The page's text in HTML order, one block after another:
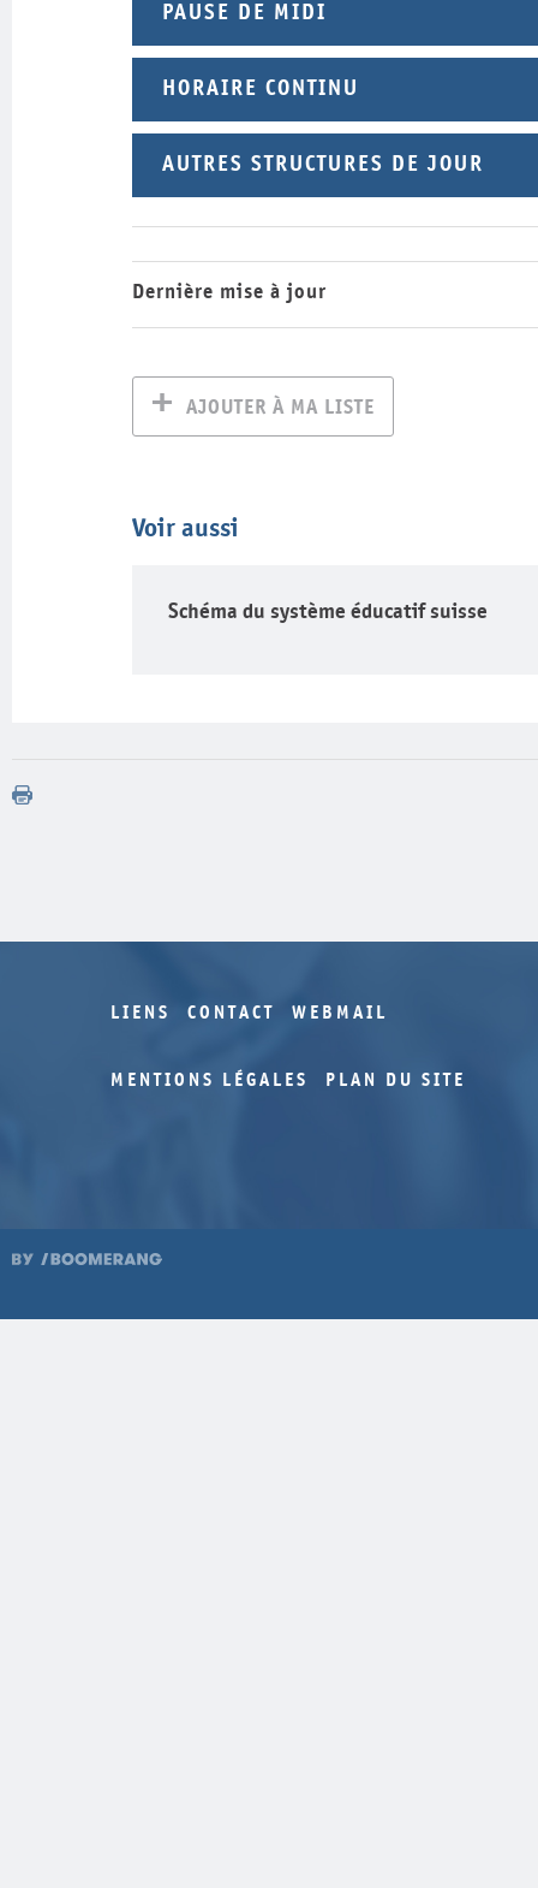
PAUSE DE MIDI
HORAIRE CONTINU
AUTRES STRUCTURES DE JOUR
Dernière mise à jour
AJOUTER À MA LISTE
Voir aussi
Schéma du système éducatif suisse
LIENS CONTACT WEBMAIL
MENTIONS LÉGALES PLAN DU SITE